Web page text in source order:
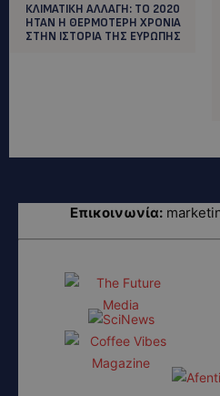
ΚΛΙΜΑΤΙΚΗ ΑΛΛΑΓΗ: TO 2020
HTAN H ΘΕΡΜΟΤΕΡΗ ΧΡΟΝΙΑ
ΣΤΗΝ ΙΣΤΟΡΙΑ ΤΗΣ ΕΥΡΩΠΗΣ
Επικοινωνία: